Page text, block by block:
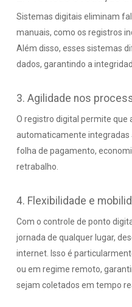
Sistemas digitais eliminam
manuais, como os registros
Além disso, esses sistemas
dados, garantindo a
3. Agilidade nos
O registro digital permite que
automaticamente integradas
folha de pagamento,
retrabalho.
4. Flexibilidade e
Com o controle de ponto
jornada de qualquer lugar,
internet. Isso é
ou em regime remoto,
sejam coletados em tempo